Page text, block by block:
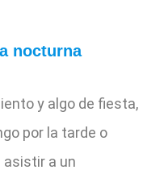
nocturna
y algo de fiesta,
por la tarde o
asistir a un